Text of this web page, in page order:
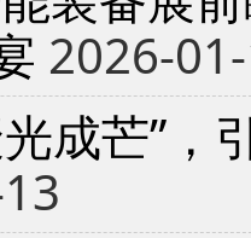
2026-
成芒”，